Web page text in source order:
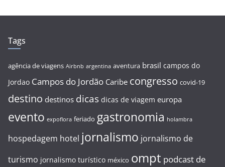
Tags
agência de viagens Airbnb argentina aventura brasil campos do
Jordao Campos do Jordão Caribe congresso covid-19
destino destinos dicas dicas de viagem europa
evento expoflora feriado gastronomia holambra
hospedagem hotel jornalismo jornalismo de
turismo jornalismo turístico méxico ompt podcast de